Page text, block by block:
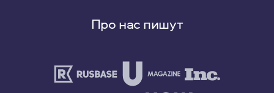
Про нас пишут